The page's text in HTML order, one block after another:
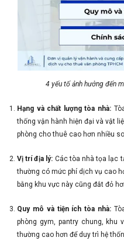
4 yếu tố ảnh hưởng đến
Hạng và chất lượng tòa nhà:
thống vận hành hiện đại và vật
phòng cho thuê cao hơn nhiều
Vị trí địa lý: Các tòa nhà tọa lạc
thường có mức phí dịch vụ cao
bằng khu vực này cũng đắt đỏ
Quy mô và tiện ích tòa nhà:
phòng gym, pantry chung, khu
thường cao hơn để duy trì hệ